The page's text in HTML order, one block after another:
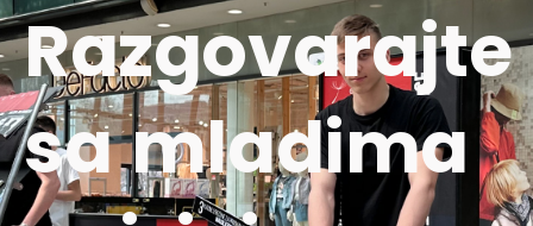
Razgovarajte
sa mladima